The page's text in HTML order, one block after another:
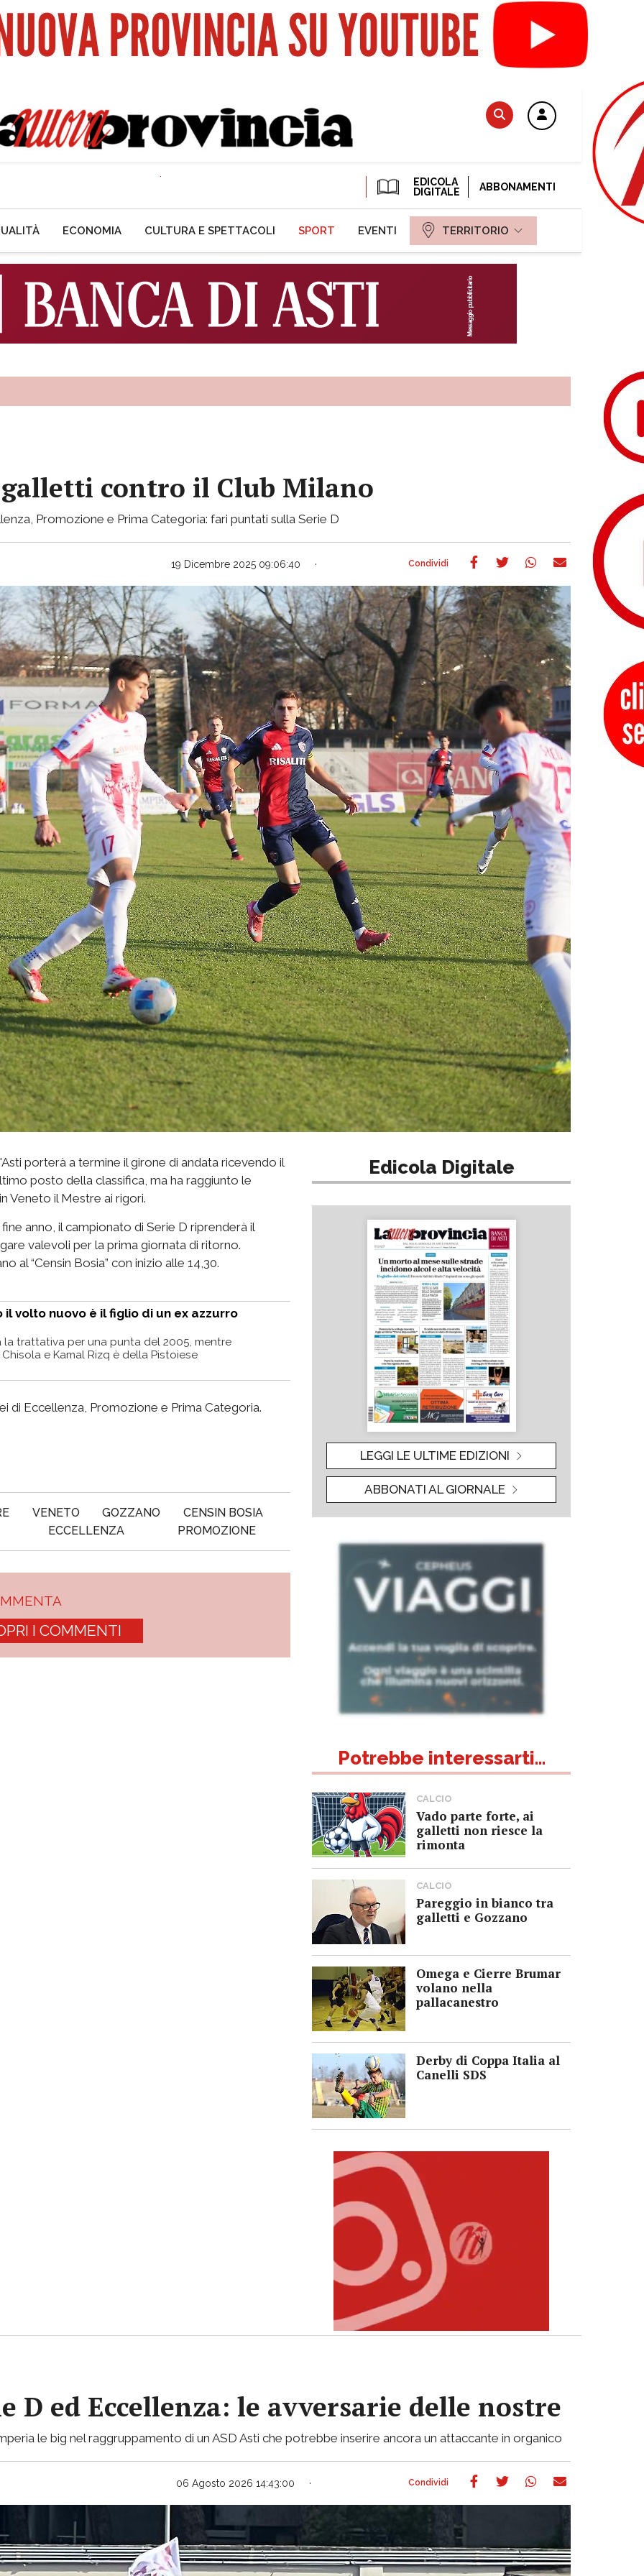
EDICOLA
DIGITALE
ABBONAMENTI
ECONOMIA CULTURA E SPETTACOLI SPORT EVENTI TERRITORIO
galletti contro il Club Milano
Promozione e Prima Categoria: fari puntati sulla Serie D
19 Dicembre 2025 09:06:40
porterà a termine il girone di andata ricevendo il
posto della classifica, ma ha raggiunto le
Veneto il Mestre ai rigori.
anno, il campionato di Serie D riprenderà il
valevoli per la prima giornata di ritorno.
al “Censin Bosia” con inizio alle 14,30.
il volto nuovo è il figlio di un ex azzurro
la trattativa per una punta del 2005, mentre
e Kamal Rizq è della Pistoiese
di Eccellenza, Promozione e Prima Categoria.
VENETO GOZZANO
CENSIN BOSIA
ECCELLENZA PROMOZIONE
I COMMENTI
Edicola Digitale
LEGGI LE ULTIME EDIZIONI
ABBONATI AL GIORNALE
Potrebbe interessarti...
CALCIO
Vado parte forte, ai
galletti non riesce la
rimonta
CALCIO
Pareggio in bianco tra
galletti e Gozzano
Omega e Cierre Brumar
volano nella
pallacanestro
Derby di Coppa Italia al
Canelli SDS
D ed Eccellenza: le avversarie delle nostre
le big nel raggruppamento di un ASD Asti che potrebbe inserire ancora un attaccante in organico
06 Agosto 2026 14:43:00